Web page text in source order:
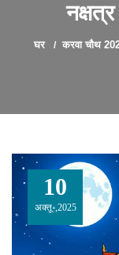
घर करवा चौथ
10
अक्तू॰,2025